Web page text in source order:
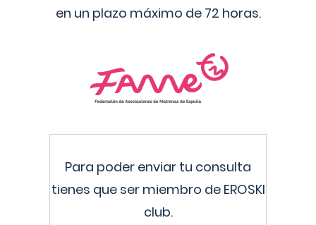
en un plazo máximo de 72 horas.
Para poder enviar tu consulta
tienes que ser miembro de EROSKI
club.